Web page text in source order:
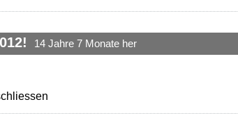
14 Jahre 7 Monate her